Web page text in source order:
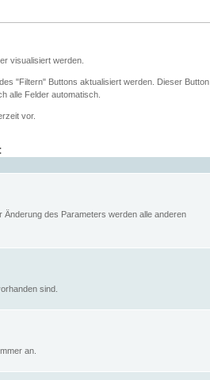
visualisiert werden.
"Filtern" Buttons aktualisiert werden. Dieser Button
alle Felder automatisch.
vor.
des Parameters werden alle anderen
sind.
an.